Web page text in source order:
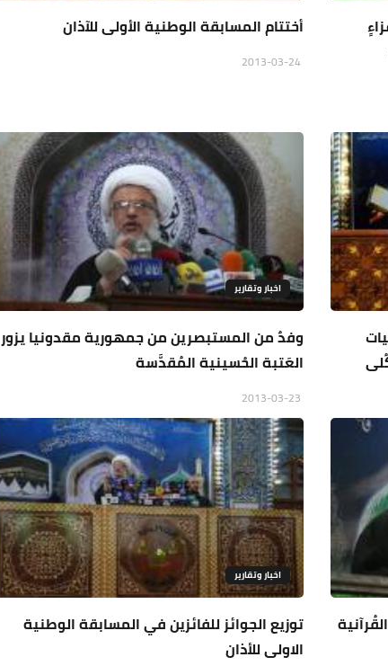
أختتام المسابقة الوطنية الأولى للآذان
اخبار وتقارير
وفدٌ من المستبصرين من جمهورية مقدونيا يزور
العَتبة الحُسينية المُقدَّسة
اخبار وتقارير
توزيع الجوائز للفائزين في المسابقة الوطنية
الاولى للأذان